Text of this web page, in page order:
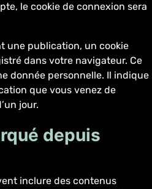
le cookie de connexion sera
une publication, un cookie
dans votre navigateur. Ce
donnée personnelle. Il indique
que vous venez de
jour.
depuis
inclure des contenus